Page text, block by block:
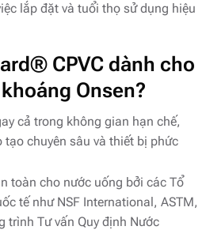
lắp đặt và tuổi thọ sử dụng hiệu
CPVC dành cho
Onsen?
cả trong không gian hạn chế,
tạo chuyên sâu và thiết bị phức
toàn cho nước uống bởi các Tổ
tế như NSF International, ASTM,
trình Tư vấn Quy định Nước